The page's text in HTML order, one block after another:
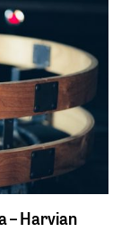
– Harvian